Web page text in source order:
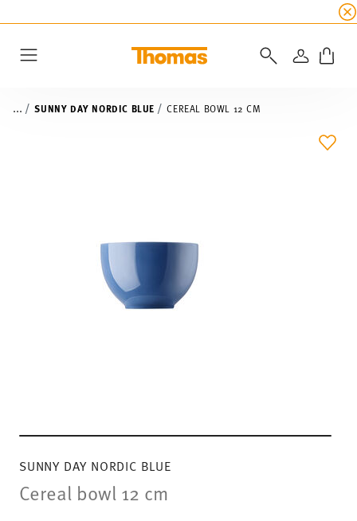
☀️ Up to 45% discount on all
LOGIN
... SUNNY DAY NORDIC BLUE CEREAL BOWL 12 CM
SUNNY DAY NORDIC BLUE
Cereal bowl 12 cm
ADD